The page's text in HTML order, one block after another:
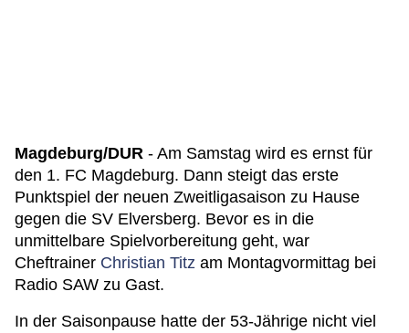
Magdeburg/DUR - Am Samstag wird es ernst für
den 1. FC Magdeburg. Dann steigt das erste
Punktspiel der neuen Zweitligasaison zu Hause
gegen die SV Elversberg. Bevor es in die
unmittelbare Spielvorbereitung geht, war
Cheftrainer Christian Titz am Montagvormittag bei
Radio SAW zu Gast.
In der Saisonpause hatte der 53-Jährige nicht viel